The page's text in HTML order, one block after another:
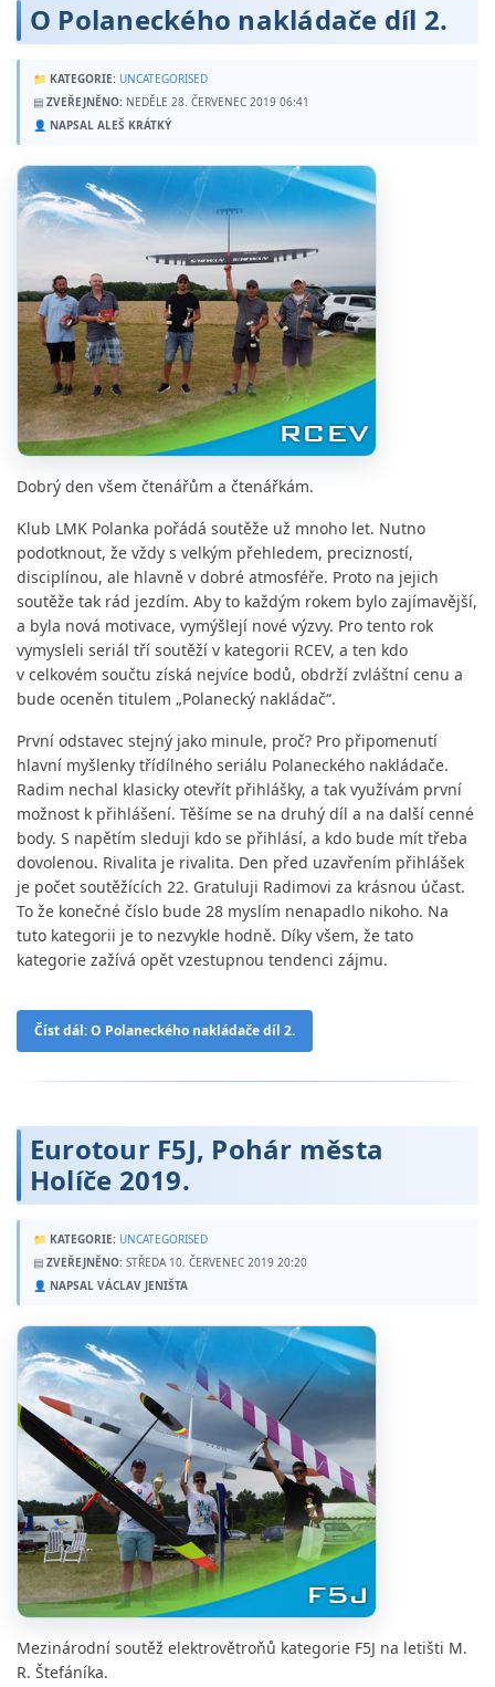
O Polaneckého nakládače díl 2.
📁 KATEGORIE: UNCATEGORISED
▤ ZVEŘEJNĚNO: NEDĚLE 28. ČERVENEC 2019 06:41
👤 NAPSAL ALEŠ KRÁTKÝ
Dobrý den všem čtenářům a čtenářkám.
Klub LMK Polanka pořádá soutěže už mnoho let. Nutno
podotknout, že vždy s velkým přehledem, precizností,
disciplínou, ale hlavně v dobré atmosféře. Proto na jejich
soutěže tak rád jezdím. Aby to každým rokem bylo zajímavější,
a byla nová motivace, vymýšlejí nové výzvy. Pro tento rok
vymysleli seriál tří soutěží v kategorii RCEV, a ten kdo
v celkovém součtu získá nejvíce bodů, obdrží zvláštní cenu a
bude oceněn titulem „Polanecký nakládač“.
První odstavec stejný jako minule, proč? Pro připomenutí
hlavní myšlenky třídílného seriálu Polaneckého nakládače.
Radim nechal klasicky otevřít přihlášky, a tak využívám první
možnost k přihlášení. Těšíme se na druhý díl a na další cenné
body. S napětím sleduji kdo se přihlásí, a kdo bude mít třeba
dovolenou. Rivalita je rivalita. Den před uzavřením přihlášek
je počet soutěžících 22. Gratuluji Radimovi za krásnou účast.
To že konečné číslo bude 28 myslím nenapadlo nikoho. Na
tuto kategorii je to nezvykle hodně. Díky všem, že tato
kategorie zažívá opět vzestupnou tendenci zájmu.
Číst dál: O Polaneckého nakládače díl 2.
Eurotour F5J, Pohár města
Holíče 2019.
📁 KATEGORIE: UNCATEGORISED
▤ ZVEŘEJNĚNO: STŘEDA 10. ČERVENEC 2019 20:20
👤 NAPSAL VÁCLAV JENIŠTA
Mezinárodní soutěž elektrovětroňů kategorie F5J na letišti M.
R. Štefáníka.